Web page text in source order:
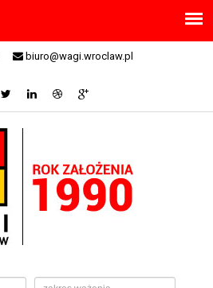
biuro@wagi.wroclaw.pl